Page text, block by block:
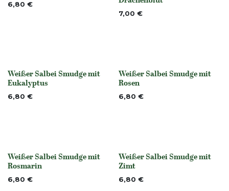
6,80 €
7,00 €
None
Weißer Salbei Smudge mit
Eukalyptus
6,80 €
None
Weißer Salbei Smudge mit
Rosen
6,80 €
None
Weißer Salbei Smudge mit
Rosmarin
6,80 €
None
Weißer Salbei Smudge mit
Zimt
6,80 €